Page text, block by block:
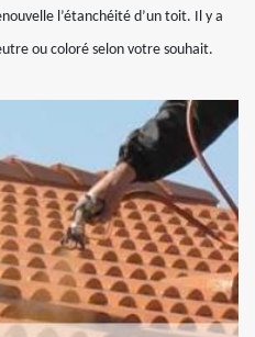
l’étanchéité d’un toit. Il y a
ou coloré selon votre souhait.